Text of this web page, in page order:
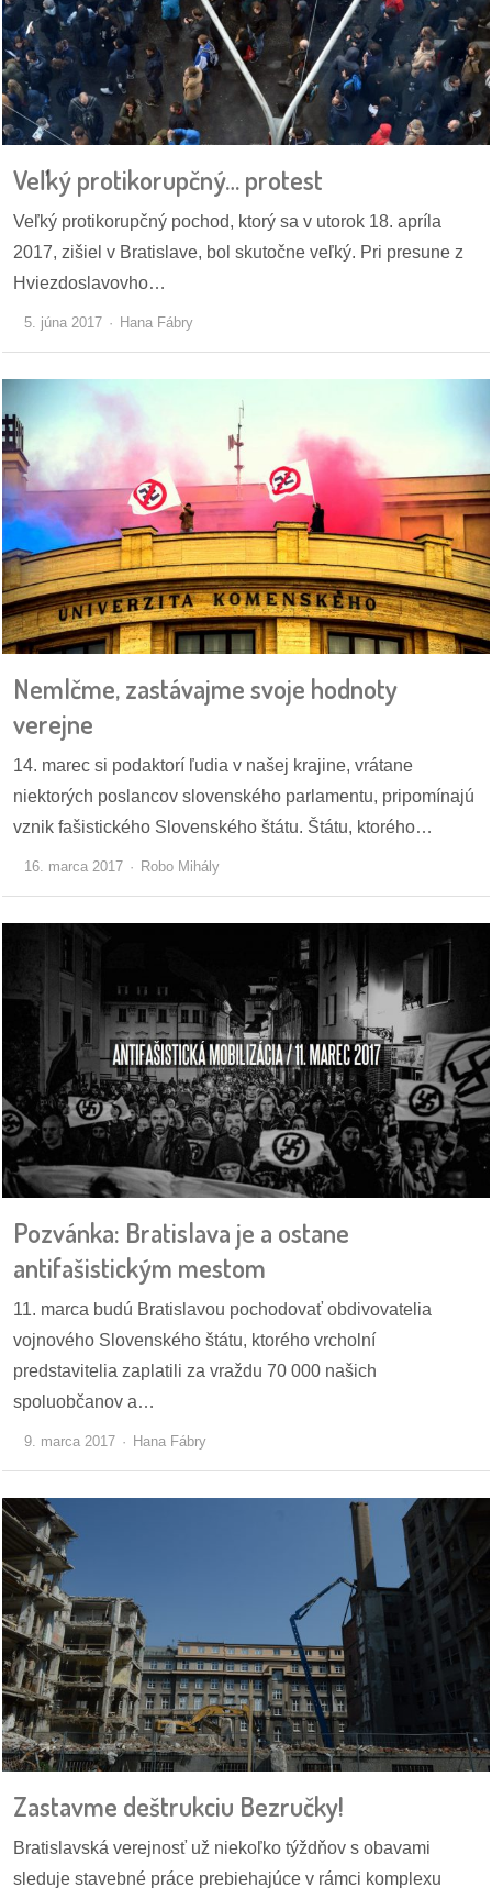
Veľký protikorupčný… protest
Veľký protikorupčný pochod, ktorý sa v utorok 18. apríla
2017, zišiel v Bratislave, bol skutočne veľký. Pri presune z
Hviezdoslavovho…
5. júna 2017 Hana Fábry
Nemlčme, zastávajme svoje hodnoty
verejne
14. marec si podaktorí ľudia v našej krajine, vrátane
niektorých poslancov slovenského parlamentu, pripomínajú
vznik fašistického Slovenského štátu. Štátu, ktorého…
16. marca 2017 Robo Mihály
Pozvánka: Bratislava je a ostane
antifašistickým mestom
11. marca budú Bratislavou pochodovať obdivovatelia
vojnového Slovenského štátu, ktorého vrcholní
predstavitelia zaplatili za vraždu 70 000 našich
spoluobčanov a…
9. marca 2017 Hana Fábry
Zastavme deštrukciu Bezručky!
Bratislavská verejnosť už niekoľko týždňov s obavami
sleduje stavebné práce prebiehajúce v rámci komplexu